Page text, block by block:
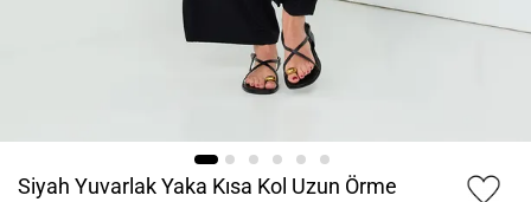
Siyah Yuvarlak Yaka Kısa Kol Uzun Örme